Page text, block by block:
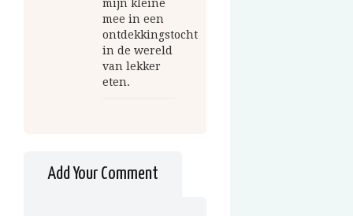
mijn kleine
mee in een
ontdekkingstocht
in de wereld
van lekker
eten.
Add Your Comment